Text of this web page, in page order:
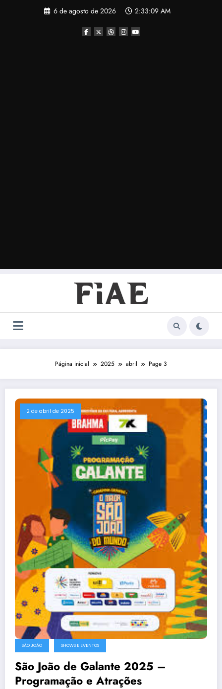
6 de agosto de 2026 2:33:10 AM
Página inicial 2025 abril Page 3
2 de abril de 2025
SÃO JOÃO SHOWS E EVENTOS
São João de Galante 2025 –
Programação e Atrações